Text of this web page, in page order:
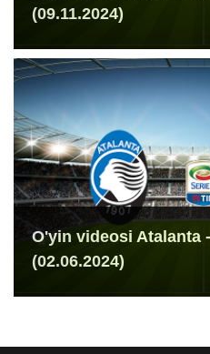
(09.11.2024)
O'yin videosi Atalanta
(02.06.2024)